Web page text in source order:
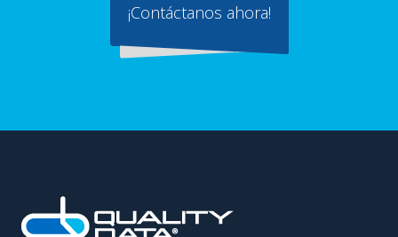
¡Contáctanos ahora!